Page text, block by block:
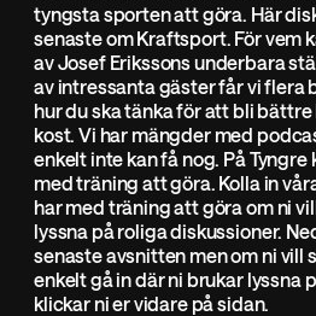
tyngsta sporten att göra. Här
senaste om Kraftsport. För vem
av Josef Erikssons underbara
av intressanta gäster får vi flera
hur du ska tänka för att bli
kost. Vi har mängder med
enkelt inte kan få nog. På
med träning att göra. Kolla in
har med träning att göra om ni
lyssna på roliga diskussioner.
senaste avsnitten men om ni vill
enkelt gå in där ni brukar lyssna
klickar ni er vidare på sidan.